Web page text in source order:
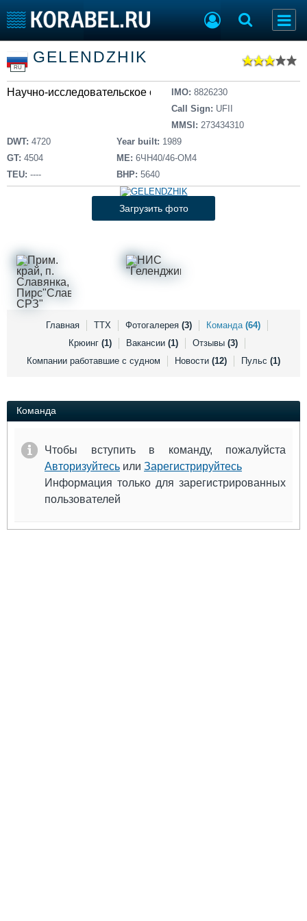
Тип судна
Добавить судно
Добавить проект
Последние 100
Пульс
Новости
Компании
Репутация
Реклама
Торговая площадка
Доска объявлений
Продажа флота
Оборудование
Изделия
Материалы
Услуги
Конференции
Личности
Форум
Отзывы
Все службы
RU
GELENDZHIK
Научно-исследовательское судноIMO: 8826230
Call Sign: UFII
MMSI: 273434310
DWT: 4720
GT: 4504
TEU: ----
Year built: 1989
ME: 6ЧН40/46-ОМ4
BHP: 5640
Загрузить фото
Главная ТТХ Фотогалерея (3) Команда (64)
Крюинг (1) Вакансии (1) Отзывы (3)
Компании работавшие с судном
Новости (12) Пульс (1)
Команда
Чтобы вступить в команду, пожалуйста
Авторизуйтесь или Зарегистрируйтесь
Информация только для зарегистрированных
пользователей